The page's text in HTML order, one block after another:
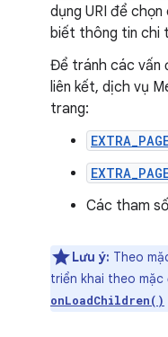
dụng URI để
biết thông tin chi
Để tránh các vấn
liên kết, dịch vụ
trang:
Các tham
Lưu ý: Theo
triển khai theo
onLoadChildren()